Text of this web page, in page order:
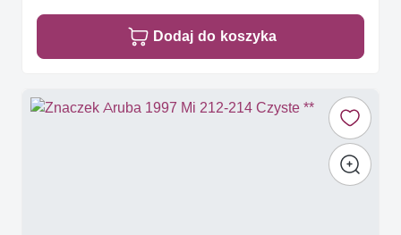
Dodaj do koszyka